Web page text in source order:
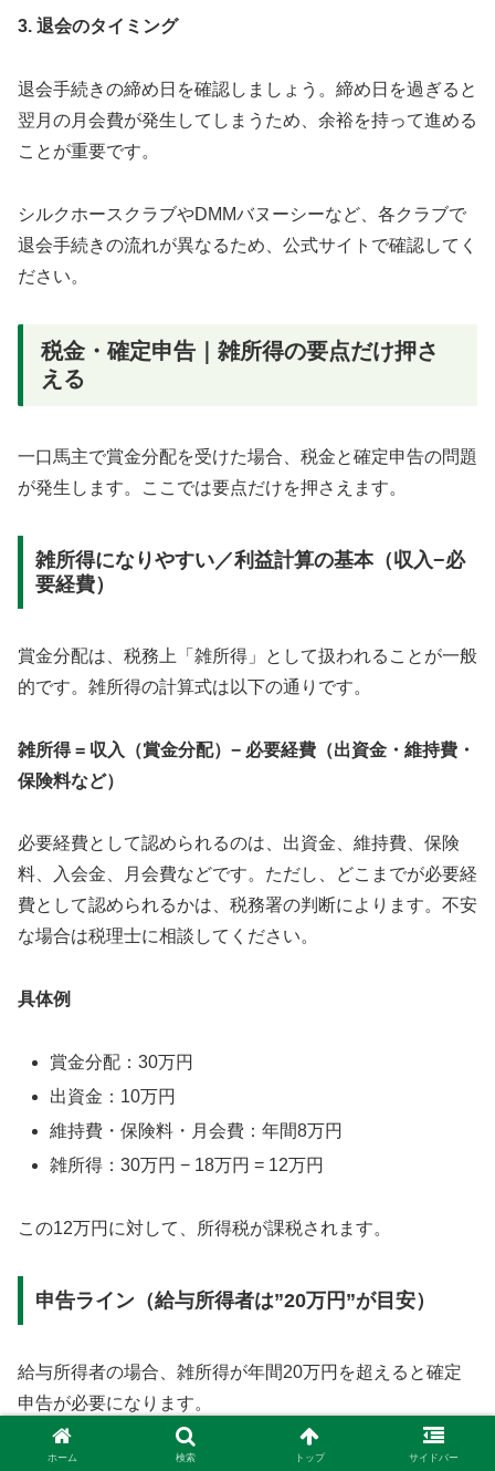
3. 退会のタイミング
退会手続きの締め日を確認しましょう。締め日を過ぎると
翌月の月会費が発生してしまうため、余裕を持って進める
ことが重要です。
シルクホースクラブやDMMバヌーシーなど、各クラブで
退会手続きの流れが異なるため、公式サイトで確認してく
ださい。
税金・確定申告｜雑所得の要点だけ押さ
える
一口馬主で賞金分配を受けた場合、税金と確定申告の問題
が発生します。ここでは要点だけを押さえます。
雑所得になりやすい／利益計算の基本（収入−必
要経費）
賞金分配は、税務上「雑所得」として扱われることが一般
的です。雑所得の計算式は以下の通りです。
雑所得 = 収入（賞金分配）− 必要経費（出資金・維持費・
保険料など）
必要経費として認められるのは、出資金、維持費、保険
料、入会金、月会費などです。ただし、どこまでが必要経
費として認められるかは、税務署の判断によります。不安
な場合は税理士に相談してください。
具体例
賞金分配：30万円
出資金：10万円
維持費・保険料・月会費：年間8万円
雑所得：30万円 − 18万円 = 12万円
この12万円に対して、所得税が課税されます。
申告ライン（給与所得者は”20万円”が目安）
給与所得者の場合、雑所得が年間20万円を超えると確定
申告が必要になります。
20万円以下なら申告不要？
ホーム 検索 トップ サイドバー